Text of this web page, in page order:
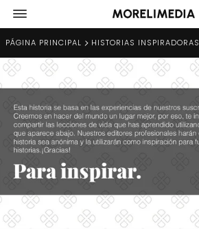
PÁGINA PRINCIPAL HISTORIAS INSPIRADORAS